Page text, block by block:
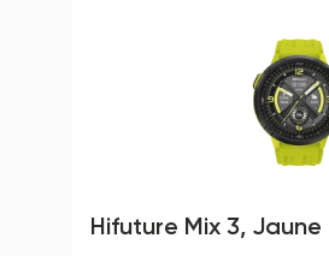
Hifuture Mix 3, Jaune